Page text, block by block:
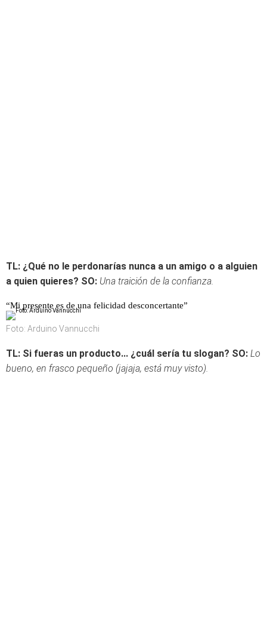
TL: ¿Qué no le perdonarías nunca a un amigo o a alguien
a quien quieres? SO: Una traición de la confianza.
“Mi presente es de una felicidad desconcertante”
Foto: Arduino Vannucchi
TL: Si fueras un producto... ¿cuál sería tu slogan? SO: Lo
bueno, en frasco pequeño (jajaja, está muy visto).